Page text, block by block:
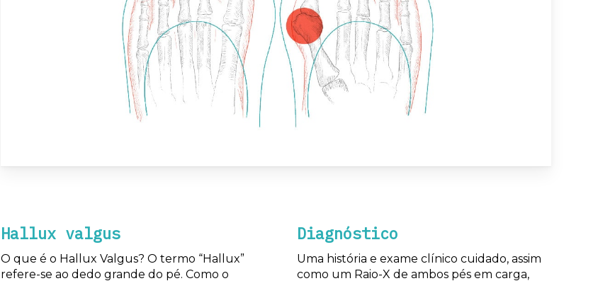
Hallux valgus
O que é o Hallux Valgus? O termo “Hallux”
refere-se ao dedo grande do pé. Como o
Diagnóstico
Uma história e exame clínico cuidado, assim
como um Raio-X de ambos pés em carga,